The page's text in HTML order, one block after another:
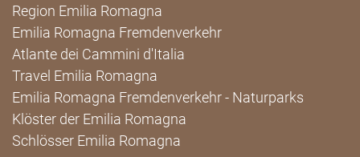
Region Emilia Romagna
Emilia Romagna Fremdenverkehr
Atlante dei Cammini d'Italia
Travel Emilia Romagna
Emilia Romagna Fremdenverkehr - Naturparks
Klöster der Emilia Romagna
Schlösser Emilia Romagna